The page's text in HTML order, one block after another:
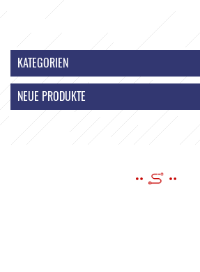
KATEGORIEN
NEUE PRODUKTE